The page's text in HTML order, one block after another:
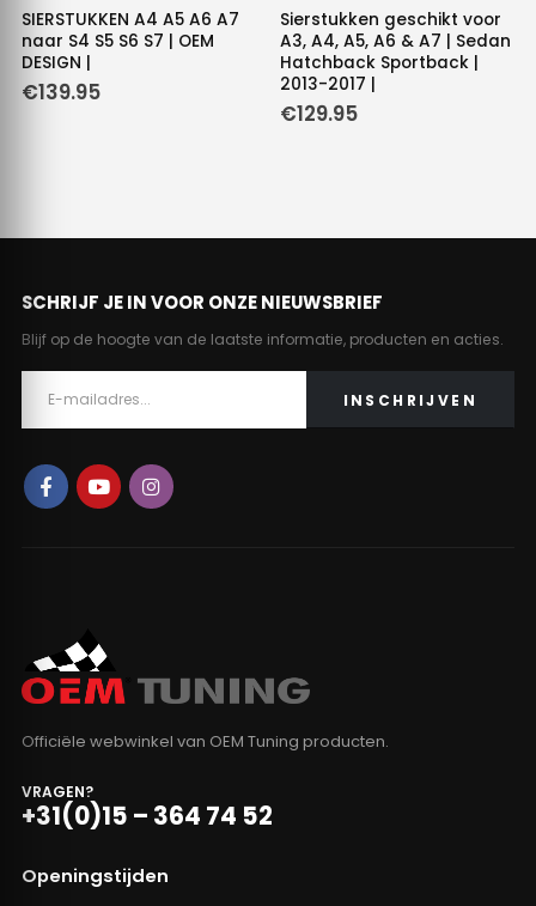
SIERSTUKKEN A4 A5 A6 A7
naar S4 S5 S6 S7 | OEM
DESIGN |
€139.95
Sierstukken geschikt voor
A3, A4, A5, A6 & A7 | Sedan
Hatchback Sportback |
2013-2017 |
€129.95
SCHRIJF JE IN VOOR ONZE NIEUWSBRIEF
Blijf op de hoogte van de laatste informatie, producten en acties.
Officiële webwinkel van OEM Tuning producten.
VRAGEN?
+31(0)15 – 364 74 52
Openingstijden